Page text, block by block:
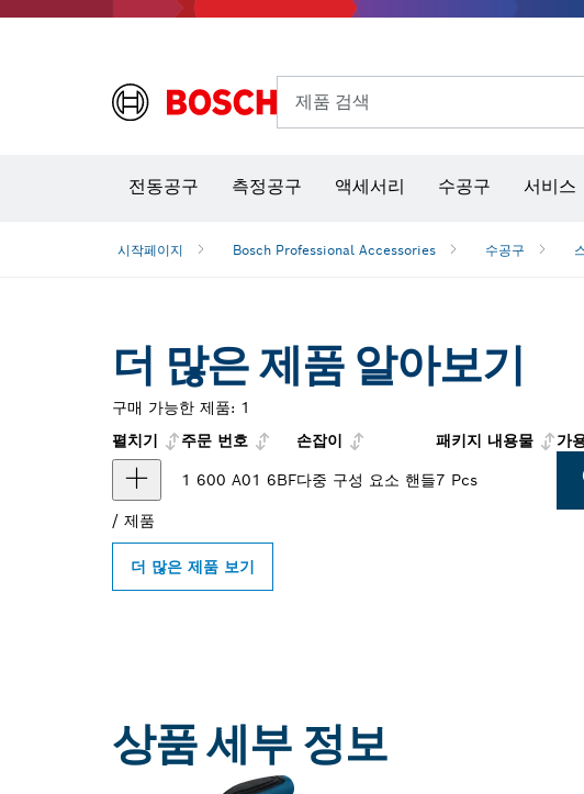
제품 검색
전동공구 측정공구 액세서리 수공구 서비스
시작페이지 Bosch Professional Accessories 수공구
더 많은 제품 알아보기
구매 가능한 제품: 1
펼치기
주문 번호 손잡이 패키지 내용물
가
1 600 A01 6BF다중 구성 요소 핸들7 Pcs
/ 제품
더 많은 제품 보기
상품 세부 정보